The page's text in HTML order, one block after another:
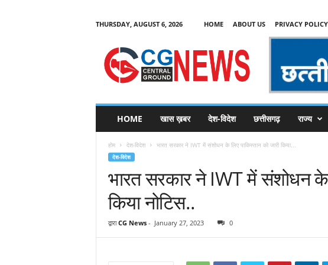
THURSDAY, AUGUST 6, 2026 HOME ABOUT US PRIVACY POLICY
C
HOME खास ख़बर देश-विदेश छत्तीसगढ़ राज्य
होम देश-विदेश भारत सरकार ने IWT में संशोधन के लिए पाकिस्तान को जारी किया...
देश-विदेश
भारत सरकार ने IWT में संशोधन के
किया नोटिस..
द्वारा CG News- January 27, 2023 0